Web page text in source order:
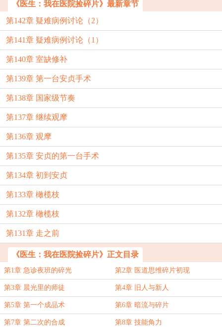
《医生：我在医院捡碎片》最新章节
第142章 疑难病例讨论（2）
第141章 疑难病例讨论（1）
第140章 室缺修补
第139章 第一台安贞手术
第138章 国家级节奏
第137章 继续观摩
第136章 观摩
第135章 安贞的第一台手术
第134章 初到安贞
第133章 橄榄枝
第132章 橄榄枝
第131章 走之前
《医生：我在医院捡碎片》正文目录
第1章 急诊夜班的碎光 第2章 医道思维碎片初现
第3章 晨光里的师徒 第4章 旧人与新人
第5章 第一个成品术 第6章 暗流与碎片
第7章 第二次的合成 第8章 技能角力